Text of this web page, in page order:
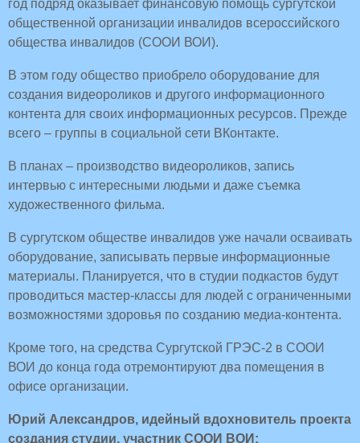
год подряд оказывает финансовую помощь сургутской
общественной организации инвалидов всероссийского
общества инвалидов (СООИ ВОИ).
В этом году общество приобрело оборудование для
создания видеороликов и другого информационного
контента для своих информационных ресурсов. Прежде
всего – группы в социальной сети ВКонтакте.
В планах – производство видеороликов, запись
интервью с интересными людьми и даже съемка
художественного фильма.
В сургутском обществе инвалидов уже начали осваивать
оборудование, записывать первые информационные
материалы. Планируется, что в студии подкастов будут
проводиться мастер-классы для людей с ограниченными
возможностями здоровья по созданию медиа-контента.
Кроме того, на средства Сургутской ГРЭС-2 в СООИ
ВОИ до конца года отремонтируют два помещения в
офисе организации.
Юрий Александров, идейный вдохновитель проекта
создания студии, участник СООИ ВОИ: